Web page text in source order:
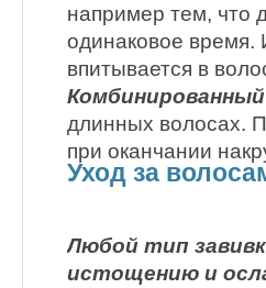
например тем, что
одинаковое время.
впитывается в
длинных волосах.
при оканчании
Уход за
Любой тип
истощению и